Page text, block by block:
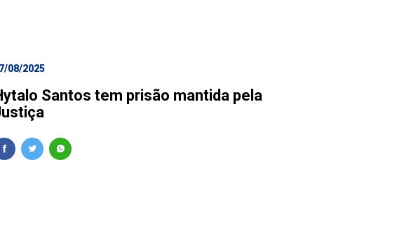
08/2025
Santos tem prisão mantida pela